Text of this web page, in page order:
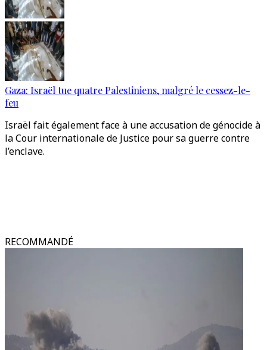
Gaza: Israël tue quatre Palestiniens, malgré le cessez-le-
feu
Israël fait également face à une accusation de génocide à
la Cour internationale de Justice pour sa guerre contre
l’enclave.
RECOMMANDÉ